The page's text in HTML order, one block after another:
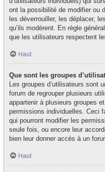
ont la possibilité de modifier ou
les déverrouiller, les déplacer,
qu’ils modèrent. En règle
que les utilisateurs respectent
Haut
Que sont les groupes
Les groupes d’utilisateurs sont
forum de regrouper plusieurs
appartenir à plusieurs groupes
permissions individuelles. Ceci
qui pourront modifier les
seule fois, ou encore leur
bien leur donner accès à un
Haut